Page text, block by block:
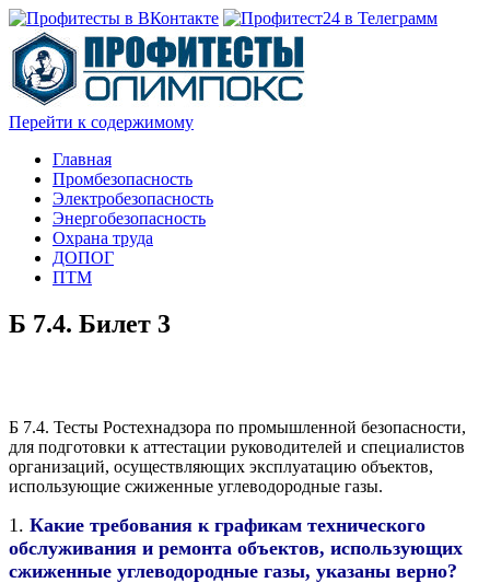
Перейти к содержимому
Главная
Промбезопасность
Электробезопасность
Энергобезопасность
Охрана труда
ДОПОГ
ПТМ
Б 7.4. Билет 3
Б 7.4. Тесты Ростехнадзора по промышленной безопасности,
для подготовки к аттестации руководителей и специалистов
организаций, осуществляющих эксплуатацию объектов,
использующие сжиженные углеводородные газы.
1. Какие требования к графикам технического
обслуживания и ремонта объектов, использующих
сжиженные углеводородные газы, указаны верно?